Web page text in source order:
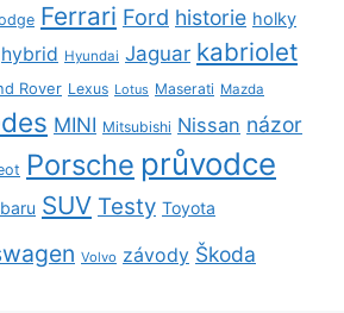
Ferrari Ford historie holky
hybrid Hyundai Jaguar kabriolet
Rover Lexus Lotus Maserati Mazda
MINI Mitsubishi Nissan názor
Porsche průvodce
SUV Testy Toyota
Volvo závody Škoda